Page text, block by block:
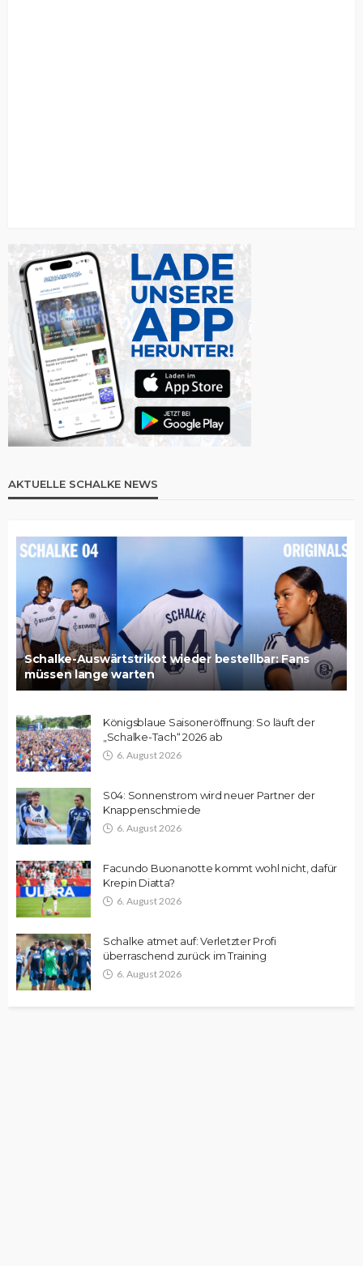
AKTUELLE SCHALKE NEWS
Schalke-Auswärtstrikot wieder bestellbar: Fans
müssen lange warten
Königsblaue Saisoneröffnung: So läuft der
„Schalke-Tach“ 2026 ab
6. August 2026
S04: Sonnenstrom wird neuer Partner der
Knappenschmiede
6. August 2026
Facundo Buonanotte kommt wohl nicht, dafür
Krepin Diatta?
6. August 2026
Schalke atmet auf: Verletzter Profi
überraschend zurück im Training
6. August 2026